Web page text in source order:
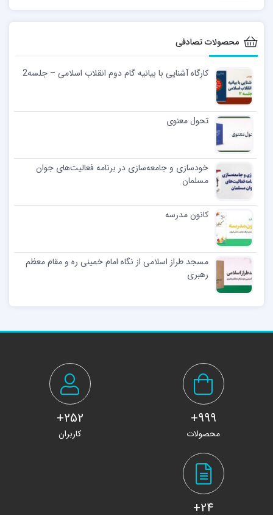
محصولات تصادفی
کارگاه آشنایی با بیانیه گام دوم انقلاب اسلامی – جلسه2
تحول معنوی
خودسازی و جامعه‌سازی در برنامه فعالیت‌های جوان
مسلمان
کانون مدرسه
مسجد طراز اسلامی از نگاه امام خمینی ره و مقام معظم
رهبری
999+
محصولات
252+
کاربران
24+